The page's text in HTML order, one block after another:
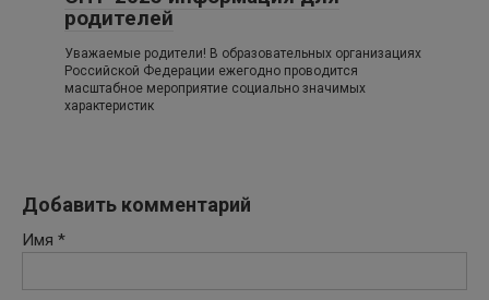
родителей
Уважаемые родители! В образовательных организациях
Российской Федерации ежегодно проводится
масштабное мероприятие социально значимых
характеристик
Добавить комментарий
Имя *